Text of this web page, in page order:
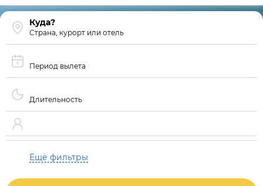
Страна, курорт или отель
Период вылета
Длительность
Ещё фильтры